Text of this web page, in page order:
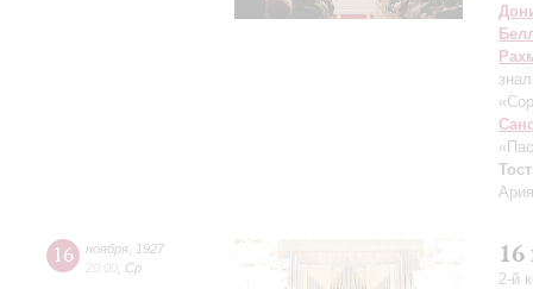
16 ноября
1927
20:00 Ср
2-й